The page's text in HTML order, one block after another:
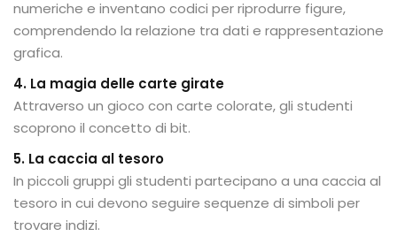
numeriche e inventano codici per riprodurre figure,
comprendendo la relazione tra dati e rappresentazione
grafica.
4. La magia delle carte girate
Attraverso un gioco con carte colorate, gli studenti
scoprono il concetto di bit.
5. La caccia al tesoro
In piccoli gruppi gli studenti partecipano a una caccia al
tesoro in cui devono seguire sequenze di simboli per
trovare indizi.